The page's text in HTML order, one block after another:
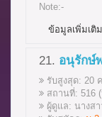
Note:-
ข้อมูลเพิ่มเติ
21. อนุรักษ์
รับสูงสุด: 20
สถานที่: 516 (
ผู้ดูแล: นางส